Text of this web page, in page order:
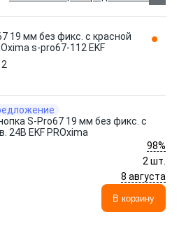
19 мм без фикс. с красной
s-pro67-112 EKF
S-Pro67 19 мм без фикс. с
24В EKF PROxima
98%
2 шт.
8 августа
В корзину